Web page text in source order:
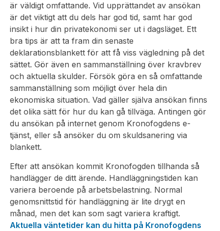
är väldigt omfattande. Vid upprättandet av ansökan
är det viktigt att du dels har god tid, samt har god
insikt i hur din privatekonomi ser ut i dagsläget. Ett
bra tips är att ta fram din senaste
deklarationsblankett för att få viss vägledning på det
sättet. Gör även en sammanställning över kravbrev
och aktuella skulder. Försök göra en så omfattande
sammanställning som möjligt över hela din
ekonomiska situation. Vad gäller själva ansökan finns
det olika sätt för hur du kan gå tillväga. Antingen gör
du ansökan på internet genom Kronofogdens e-
tjänst, eller så ansöker du om skuldsanering via
blankett.
Efter att ansökan kommit Kronofogden tillhanda så
handlägger de ditt ärende. Handläggningstiden kan
variera beroende på arbetsbelastning. Normal
genomsnittstid för handläggning är lite drygt en
månad, men det kan som sagt variera kraftigt.
Aktuella väntetider kan du hitta på Kronofogdens